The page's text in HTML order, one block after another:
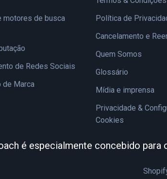
motores de busca
de Redes Sociais
de Marca
Política de
Cancelamento e
Quem Somos
Glossário
Mídia e imprensa
Privacidade &
Cookies
é especialmente concebido para